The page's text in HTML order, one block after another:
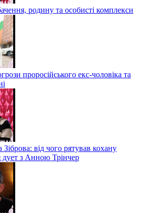
родину та особисті комплекси
проросійського екс-чоловіка та
Зіброва: від чого рятував кохану
дует з Анною Трінчер